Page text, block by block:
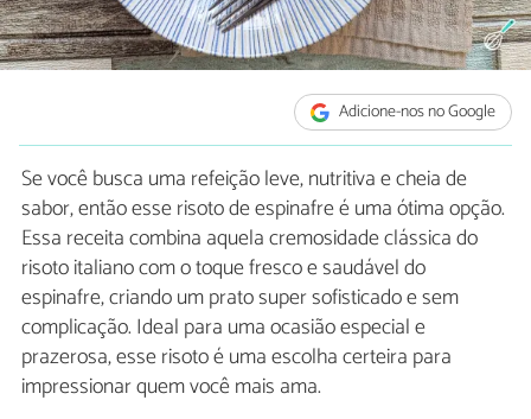
Adicione-nos no Google
Se você busca uma refeição leve, nutritiva e cheia de
sabor, então esse risoto de espinafre é uma ótima opção.
Essa receita combina aquela cremosidade clássica do
risoto italiano com o toque fresco e saudável do
espinafre, criando um prato super sofisticado e sem
complicação. Ideal para uma ocasião especial e
prazerosa, esse risoto é uma escolha certeira para
impressionar quem você mais ama.